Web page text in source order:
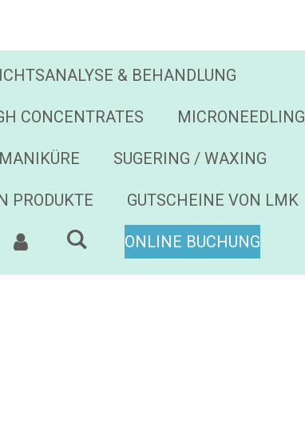
& BEHANDLUNG
CONCENTRATES MICRONEEDLING
MANIKÜRE SUGERING / WAXING
PRODUKTE GUTSCHEINE VON LMK
ONLINE BUCHUNG